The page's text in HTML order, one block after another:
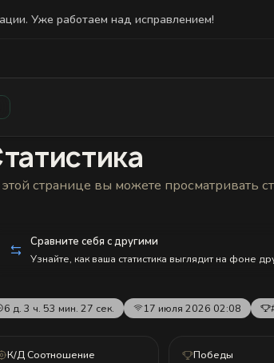
странице вы можете просматривать
Сравните себя с другими
Узнайте, как ваша статистика выглядит на фоне
6 д. 3 ч. 53 мин. 27 сек. 17 июля 2026 02:08
К/Д Соотношение Победы
Уже работаем над исправлением!